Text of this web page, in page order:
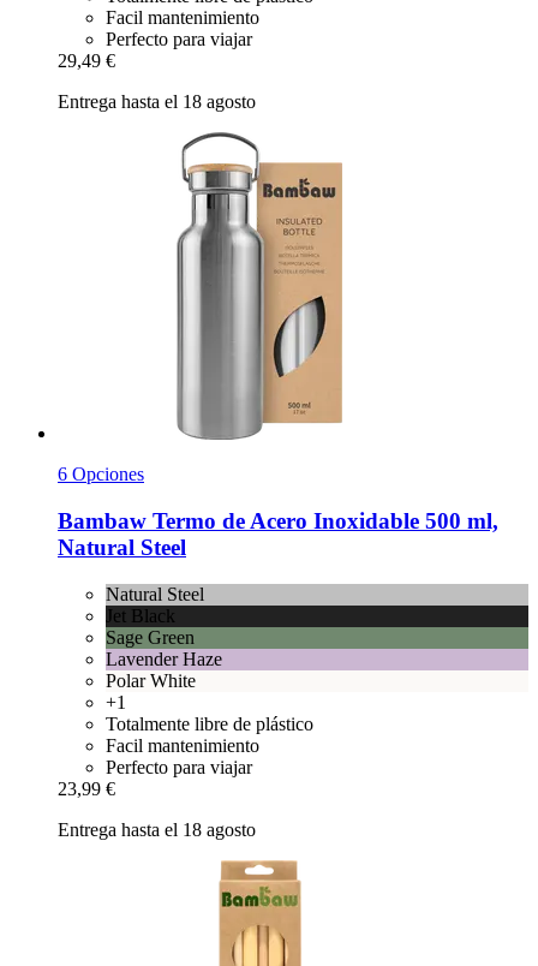
Facil mantenimiento
Perfecto para viajar
29,49 €
Entrega hasta el 18 agosto
6 Opciones
Bambaw Termo de Acero Inoxidable 500 ml,
Natural Steel
Natural Steel
Jet Black
Sage Green
Lavender Haze
Polar White
+1
Totalmente libre de plástico
Facil mantenimiento
Perfecto para viajar
23,99 €
Entrega hasta el 18 agosto